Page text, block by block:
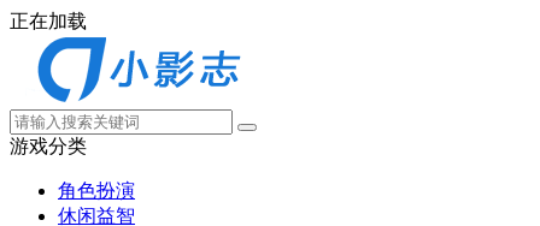
正在加载
游戏分类
角色扮演
休闲益智